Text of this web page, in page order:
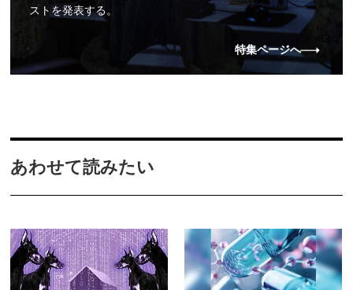
ストを発表する。
特集ページへ
あわせて読みたい